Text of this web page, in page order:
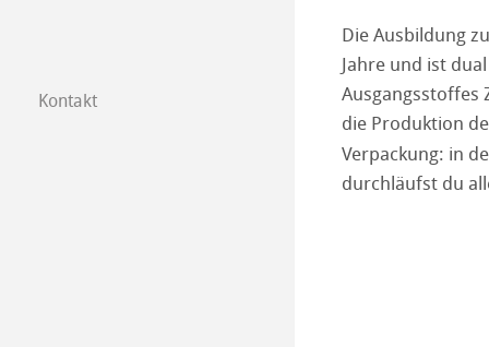
Kontakt
Händler in Ihrer
Die Ausbildung
Jahre und ist
Ausgangsstoffes
die Produktion
Verpackung: in
durchläufst du